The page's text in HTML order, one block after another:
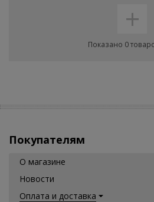
+
Показано 0
Покупателям
О магазине
Новости
Оплата и доставка